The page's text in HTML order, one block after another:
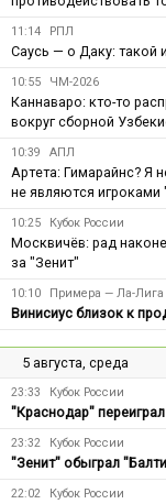
11:14 РПЛ
Саусь — о Даку: такой
10:55 ЧМ-2026
Каннаваро: кто-то
вокруг сборной
10:39 АПЛ
Артета: Гимарайнс? Я
не являются игроками
10:25 Кубок России
Москвичёв: рад
за "Зенит"
10:10 Примера — Ла-Лига
Винисиус близок к
5 августа, среда
23:33 Кубок России
"Краснодар"
23:32 Кубок России
"Зенит" обыграл
22:02 Кубок России